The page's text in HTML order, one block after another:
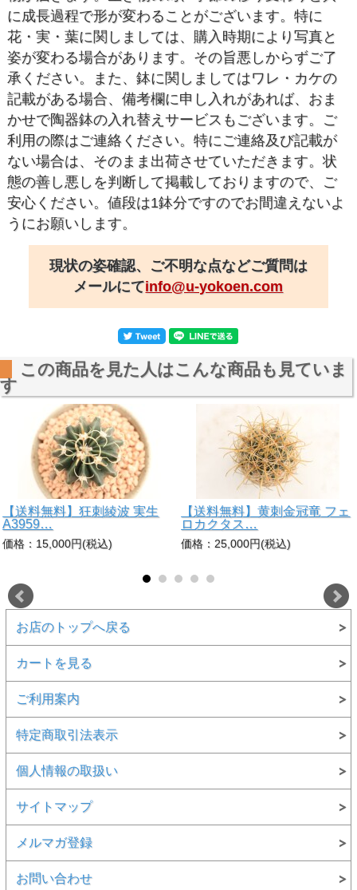
に成長過程で形が変わることがございます。特に
花・実・葉に関しましては、購入時期により写真と
姿が変わる場合があります。その旨悪しからずご了
承ください。また、鉢に関しましてはワレ・カケの
記載がある場合、備考欄に申し入れがあれば、おま
かせで陶器鉢の入れ替えサービスもございます。ご
利用の際はご連絡ください。特にご連絡及び記載が
ない場合は、そのまま出荷させていただきます。状
態の善し悪しを判断して掲載しておりますので、ご
安心ください。値段は1鉢分ですのでお間違えないよ
うにお願いします。
現状の姿確認、ご不明な点などご質問は
メールにてinfo@u-yokoen.com
この商品を見た人はこんな商品も見ていま
す
【送料無料】狂刺綾波 実生
A3959…
価格：15,000円(税込)
【送料無料】黄刺金冠竜 フェ
ロカクタス…
価格：25,000円(税込)
お店のトップへ戻る
カートを見る
ご利用案内
特定商取引法表示
個人情報の取扱い
サイトマップ
メルマガ登録
お問い合わせ